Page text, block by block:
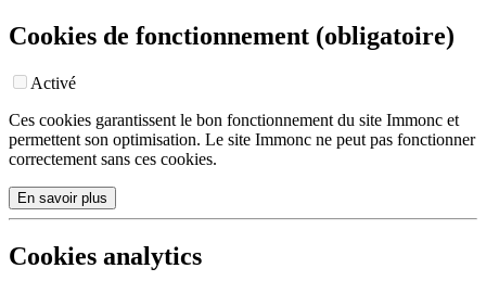
Cookies de fonctionnement (obligatoire)
Activé
Ces cookies garantissent le bon fonctionnement du site Immonc et
permettent son optimisation. Le site Immonc ne peut pas fonctionner
correctement sans ces cookies.
En savoir plus
Cookies analytics